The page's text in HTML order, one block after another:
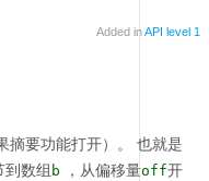
Added inAPI level 1
要功能打开）。
也就是
到数组 b ，从偏移量off开